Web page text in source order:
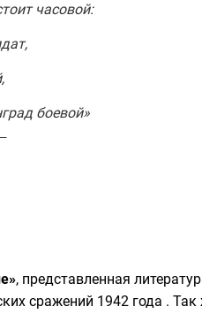
часовой:
боевой»
, представленная
сражений 1942 года . Так